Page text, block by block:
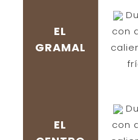
EL
GRAMAL
con
EL
con